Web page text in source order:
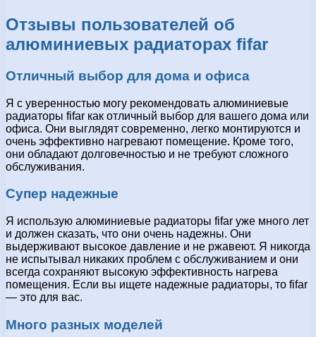
Отзывы пользователей об
алюминиевых радиаторах fifar
Отличный выбор для дома и офиса
Я с уверенностью могу рекомендовать алюминиевые
радиаторы fifar как отличный выбор для вашего дома или
офиса. Они выглядят современно, легко монтируются и
очень эффективно нагревают помещение. Кроме того,
они обладают долговечностью и не требуют сложного
обслуживания.
Супер надежные
Я использую алюминиевые радиаторы fifar уже много лет
и должен сказать, что они очень надежны. Они
выдерживают высокое давление и не ржавеют. Я никогда
не испытывал никаких проблем с обслуживанием и они
всегда сохраняют высокую эффективность нагрева
помещения. Если вы ищете надежные радиаторы, то fifar
— это для вас.
Много разных моделей